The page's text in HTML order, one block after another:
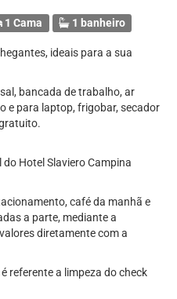
1 Cama 1 banheiro
ideais para a sua
bancada de trabalho, ar
e para laptop, frigobar, secador
Hotel Slaviero Campina
café da manhã e
a parte, mediante a
diretamente com a
referente a limpeza do check